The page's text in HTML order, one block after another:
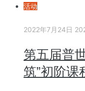
活动
2022年7月24日
第五届普
筑”初阶课